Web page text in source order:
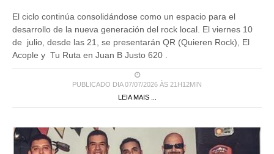
El ciclo continúa consolidándose como un espacio para el
desarrollo de la nueva generación del rock local. El viernes 10
de julio, desde las 21, se presentarán QR (Quieren Rock), El
Acople y Tu Ruta en Juan B Justo 620 .
PUBLICADO DIA 07/07/2026 ÀS 21H12MIN
LEIA MAIS ...